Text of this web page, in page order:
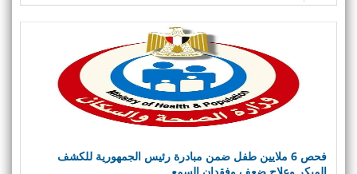
فحص 6 ملايين طفل ضمن مبادرة رئيس الجمهورية للكشف
المبكر وعلاج ضعف وفقدان السمع